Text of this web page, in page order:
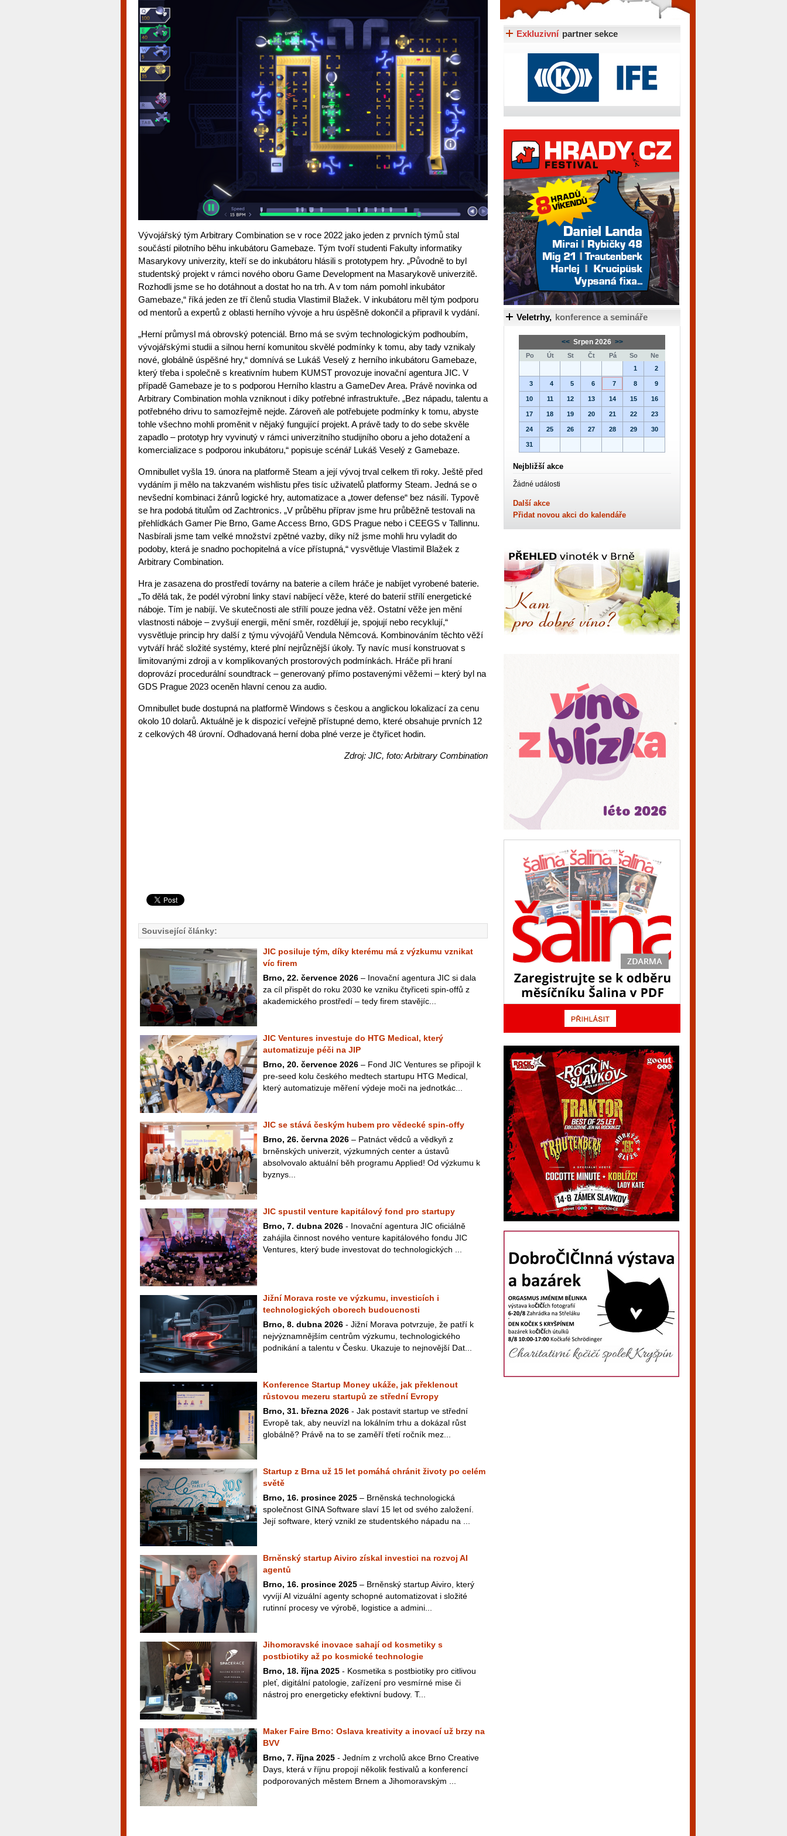
Vývojářský tým Arbitrary Combination se v roce 2022 jako jeden z prvních týmů stal
součástí pilotního běhu inkubátoru Gamebaze. Tým tvoří studenti Fakulty informatiky
Masarykovy univerzity, kteří se do inkubátoru hlásili s prototypem hry. „Původně to byl
studentský projekt v rámci nového oboru Game Development na Masarykově univerzitě.
Rozhodli jsme se ho dotáhnout a dostat ho na trh. A v tom nám pomohl inkubátor
Gamebaze,“ říká jeden ze tří členů studia Vlastimil Blažek. V inkubátoru měl tým podporu
od mentorů a expertů z oblasti herního vývoje a hru úspěšně dokončil a připravil k vydání.
„Herní průmysl má obrovský potenciál. Brno má se svým technologickým podhoubím,
vývojářskými studii a silnou herní komunitou skvělé podmínky k tomu, aby tady vznikaly
nové, globálně úspěšné hry,“ domnívá se Lukáš Veselý z herního inkubátoru Gamebaze,
který třeba i společně s kreativním hubem KUMST provozuje inovační agentura JIC. V
případě Gamebaze je to s podporou Herního klastru a GameDev Area. Právě novinka od
Arbitrary Combination mohla vzniknout i díky potřebné infrastruktuře. „Bez nápadu, talentu a
potřebného drivu to samozřejmě nejde. Zároveň ale potřebujete podmínky k tomu, abyste
tohle všechno mohli proměnit v nějaký fungující projekt. A právě tady to do sebe skvěle
zapadlo – prototyp hry vyvinutý v rámci univerzitního studijního oboru a jeho dotažení a
komercializace s podporou inkubátoru,“ popisuje scénář Lukáš Veselý z Gamebaze.
Omnibullet vyšla 19. února na platformě Steam a její vývoj trval celkem tři roky. Ještě před
vydáním ji mělo na takzvaném wishlistu přes tisíc uživatelů platformy Steam. Jedná se o
nevšední kombinaci žánrů logické hry, automatizace a „tower defense“ bez násilí. Typově
se hra podobá titulům od Zachtronics. „V průběhu příprav jsme hru průběžně testovali na
přehlídkách Gamer Pie Brno, Game Access Brno, GDS Prague nebo i CEEGS v Tallinnu.
Nasbírali jsme tam velké množství zpětné vazby, díky níž jsme mohli hru vyladit do
podoby, která je snadno pochopitelná a více přístupná,“ vysvětluje Vlastimil Blažek z
Arbitrary Combination.
Hra je zasazena do prostředí továrny na baterie a cílem hráče je nabíjet vyrobené baterie.
„To dělá tak, že podél výrobní linky staví nabíjecí věže, které do baterií střílí energetické
náboje. Tím je nabíjí. Ve skutečnosti ale střílí pouze jedna věž. Ostatní věže jen mění
vlastnosti náboje – zvyšují energii, mění směr, rozdělují je, spojují nebo recyklují,“
vysvětluje princip hry další z týmu vývojářů Vendula Němcová. Kombinováním těchto věží
vytváří hráč složité systémy, které plní nejrůznější úkoly. Ty navíc musí konstruovat s
limitovanými zdroji a v komplikovaných prostorových podmínkách. Hráče při hraní
doprovází procedurální soundtrack – generovaný přímo postavenými věžemi – který byl na
GDS Prague 2023 oceněn hlavní cenou za audio.
Omnibullet bude dostupná na platformě Windows s českou a anglickou lokalizací za cenu
okolo 10 dolarů. Aktuálně je k dispozicí veřejně přístupné demo, které obsahuje prvních 12
z celkových 48 úrovní. Odhadovaná herní doba plné verze je čtyřicet hodin.
Zdroj: JIC, foto: Arbitrary Combination
Související články:
JIC posiluje tým, díky kterému má z výzkumu vznikat
víc firem
Brno, 22. července 2026 – Inovační agentura JIC si dala
za cíl přispět do roku 2030 ke vzniku čtyřiceti spin-offů z
akademického prostředí – tedy firem stavějíc...
JIC Ventures investuje do HTG Medical, který
automatizuje péči na JIP
Brno, 20. července 2026 – Fond JIC Ventures se připojil k
pre-seed kolu českého medtech startupu HTG Medical,
který automatizuje měření výdeje moči na jednotkác...
JIC se stává českým hubem pro vědecké spin-offy
Brno, 26. června 2026 – Patnáct vědců a vědkyň z
brněnských univerzit, výzkumných center a ústavů
absolvovalo aktuální běh programu Applied! Od výzkumu k
byznys...
JIC spustil venture kapitálový fond pro startupy
Brno, 7. dubna 2026 - Inovační agentura JIC oficiálně
zahájila činnost nového venture kapitálového fondu JIC
Ventures, který bude investovat do technologických ...
Jižní Morava roste ve výzkumu, investicích i
technologických oborech budoucnosti
Brno, 8. dubna 2026 - Jižní Morava potvrzuje, že patří k
nejvýznamnějším centrům výzkumu, technologického
podnikání a talentu v Česku. Ukazuje to nejnovější Dat...
Konference Startup Money ukáže, jak překlenout
růstovou mezeru startupů ze střední Evropy
Brno, 31. března 2026 - Jak postavit startup ve střední
Evropě tak, aby neuvízl na lokálním trhu a dokázal růst
globálně? Právě na to se zaměří třetí ročník mez...
Startup z Brna už 15 let pomáhá chránit životy po celém
světě
Brno, 16. prosince 2025 – Brněnská technologická
společnost GINA Software slaví 15 let od svého založení.
Její software, který vznikl ze studentského nápadu na ...
Brněnský startup Aiviro získal investici na rozvoj AI
agentů
Brno, 16. prosince 2025 – Brněnský startup Aiviro, který
vyvíjí AI vizuální agenty schopné automatizovat i složité
rutinní procesy ve výrobě, logistice a admini...
Jihomoravské inovace sahají od kosmetiky s
postbiotiky až po kosmické technologie
Brno, 18. října 2025 - Kosmetika s postbiotiky pro citlivou
pleť, digitální patologie, zařízení pro vesmírné mise či
nástroj pro energeticky efektivní budovy. T...
Maker Faire Brno: Oslava kreativity a inovací už brzy na
BVV
Brno, 7. října 2025 - Jedním z vrcholů akce Brno Creative
Days, která v říjnu propojí několik festivalů a konferencí
podporovaných městem Brnem a Jihomoravským ...
Celý článek...
Exkluzivní partner sekce
Veletrhy, konference a semináře
<< Srpen 2026 >>
Po Út St Čt Pá So
Ne
1
2
3 4 5 6 7 8 9
10 11 12 13 14 15 16
17 18 19 20 21 22 23
24 25 26 27 28 29 30
31
Nejbližší akce
Žádné události
Další akce
Přidat novou akci do kalendáře